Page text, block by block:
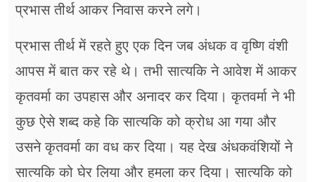
प्रभास तीर्थ आकर निवास करने लगे।
प्रभास तीर्थ में रहते हुए एक दिन जब अंधक व वृष्णि वंशी
आपस में बात कर रहे थे। तभी सात्यकि ने आवेश में आकर
कृतवर्मा का उपहास और अनादर कर दिया। कृतवर्मा ने भी
कुछ ऐसे शब्द कहे कि सात्यकि को क्रोध आ गया और
उसने कृतवर्मा का वध कर दिया। यह देख अंधकवंशियों ने
सात्यकि को घेर लिया और हमला कर दिया। सात्यकि को